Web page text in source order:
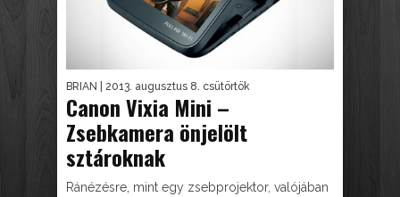
BRIAN | 2013. augusztus 8. csütörtök
Canon Vixia Mini –
Zsebkamera önjelölt
sztároknak
Ránézésre, mint egy zsebprojektor, valójában